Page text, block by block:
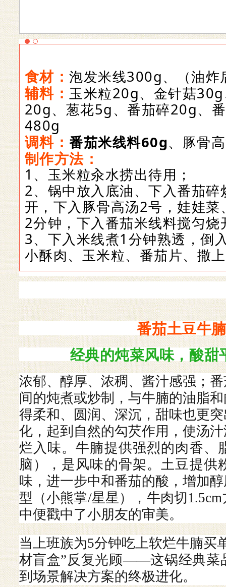
食材： 泡发米线300g、（油炸
辅料： 玉米粒20g、金针菇
20g、葱花5g、番茄碎20g、
480g
调料： 番茄米线料60g、豚骨
制作方法：
1、 玉米粒汆水捞出待用 ；
2、 锅中放入底油、下入番茄
开，下入豚骨高汤2号，娃娃
2分钟，下入番茄米线料搅匀烧
3、下入米线煮1分钟熟透，倒
小酥肉、玉米粒、番茄片、撒
番茄土豆牛
经典的炖菜风味，酸甜
浓郁、醇厚、浓稠、酱汁感强；
间的炖煮或炒制，与牛腩的油脂
得柔和、圆润、深沉，甜味也更
化，起到自然的勾芡作用，使汤
烂入味。牛腩提供强烈的肉香、
脑），是风味的骨架。土豆提供
味，进一步中和番茄的酸，增加
型（小熊掌/星星），牛肉切
中便戳中了小朋友的审美。
当上班族为5分钟吃上软烂牛腩买
材盲盒”反复光顾——这锅经典菜
到场景解决方案的终极进化。